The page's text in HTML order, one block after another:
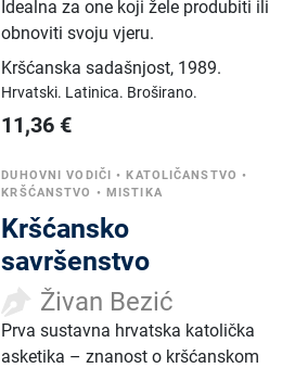
Idealna za one koji žele produbiti ili
obnoviti svoju vjeru.
Kršćanska sadašnjost, 1989.
Hrvatski. Latinica. Broširano.
11,36 €
DUHOVNI VODIČI •KATOLIČANSTVO •
KRŠĆANSTVO • MISTIKA
Kršćansko
savršenstvo
Živan Bezić
Prva sustavna hrvatska katolička
asketika – znanost o kršćanskom